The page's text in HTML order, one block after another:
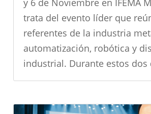
y 6 de Noviembre en IFEMA
trata del evento líder que
referentes de la industria
automatización, robótica y
industrial. Durante estos dos